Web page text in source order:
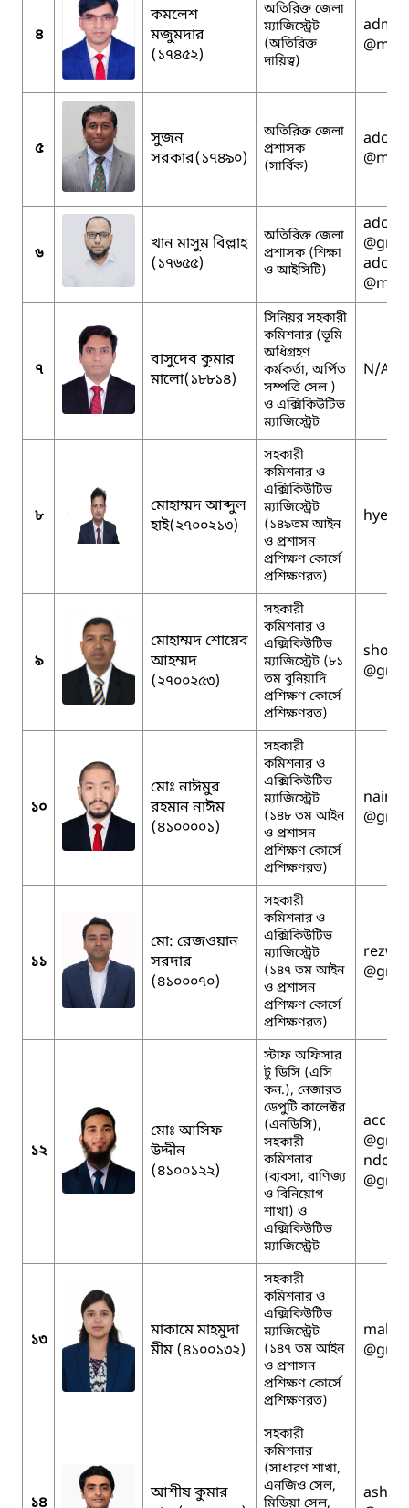
৪
কমলেশ
মজুমদার
(১৭৪৫২)
অতিরিক্ত জেলা
ম্যাজিস্ট্রেট
(অতিরিক্ত
দায়িত্ব)
৫
সুজন
সরকার(১৭৪৯০)
অতিরিক্ত জেলা
প্রশাসক
(সার্বিক)
৬
খান মাসুম বিল্লাহ
(১৭৬৫৫)
অতিরিক্ত জেলা
প্রশাসক (শিক্ষা
ও আইসিটি)
৭
বাসুদেব কুমার
মালো(১৮৮১৪)
সিনিয়র সহকারী
কমিশনার (ভূমি
অধিগ্রহণ
কর্মকর্তা, অর্পিত
সম্পত্তি সেল )
ও এক্সিকিউটিভ
ম্যাজিস্ট্রেট
N/A
৮
মোহাম্মদ আব্দুল
হাই(২৭০০২১৩)
সহকারী
কমিশনার ও
এক্সিকিউটিভ
ম্যাজিস্ট্রেট
(১৪৯তম আইন
ও প্রশাসন
প্রশিক্ষণ কোর্সে
প্রশিক্ষণরত)
৯
মোহাম্মদ শোয়েব
আহম্মদ
(২৭০০২৫৩)
সহকারী
কমিশনার ও
এক্সিকিউটিভ
ম্যাজিস্ট্রেট (৮১
তম বুনিয়াদি
প্রশিক্ষণ কোর্সে
প্রশিক্ষণরত)
১০
মোঃ নাঈমুর
রহমান নাঈম
(৪১০০০০১)
সহকারী
কমিশনার ও
এক্সিকিউটিভ
ম্যাজিস্ট্রেট
(১৪৮ তম আইন
ও প্রশাসন
প্রশিক্ষণ কোর্সে
প্রশিক্ষণরত)
১১
মো: রেজওয়ান
সরদার
(৪১০০০৭০)
সহকারী
কমিশনার ও
এক্সিকিউটিভ
ম্যাজিস্ট্রেট
(১৪৭ তম আইন
ও প্রশাসন
প্রশিক্ষণ কোর্সে
প্রশিক্ষণরত)
১২
মোঃ আসিফ
উদ্দীন
(৪১০০১২২)
স্টাফ অফিসার
টু ডিসি (এসি
কন.), নেজারত
ডেপুটি কালেক্টর
(এনডিসি),
সহকারী
কমিশনার
(ব্যবসা, বাণিজ্য
ও বিনিয়োগ
শাখা) ও
এক্সিকিউটিভ
ম্যাজিস্ট্রেট
১৩
মাকামে মাহমুদা
মীম (৪১০০১৩২)
সহকারী
কমিশনার ও
এক্সিকিউটিভ
ম্যাজিস্ট্রেট
(১৪৭ তম আইন
ও প্রশাসন
প্রশিক্ষণ কোর্সে
প্রশিক্ষণরত)
১৪
আশীষ কুমার
সহকারী
কমিশনার
(সাধারণ শাখা,
এনজিও সেল,
মিডিয়া সেল,